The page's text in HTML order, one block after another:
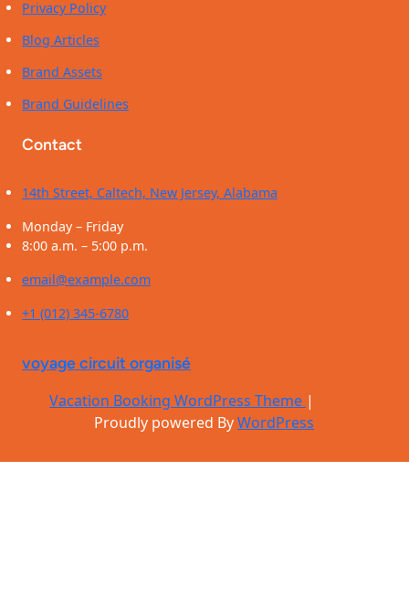
Privacy Policy
Blog Articles
Brand Assets
Brand Guidelines
Contact
14th Street, Caltech, New Jersey, Alabama
Monday – Friday
8:00 a.m. – 5:00 p.m.
email@example.com
+1 (012) 345-6780
voyage circuit organisé
Vacation Booking WordPress Theme |
Proudly powered ByWordPress